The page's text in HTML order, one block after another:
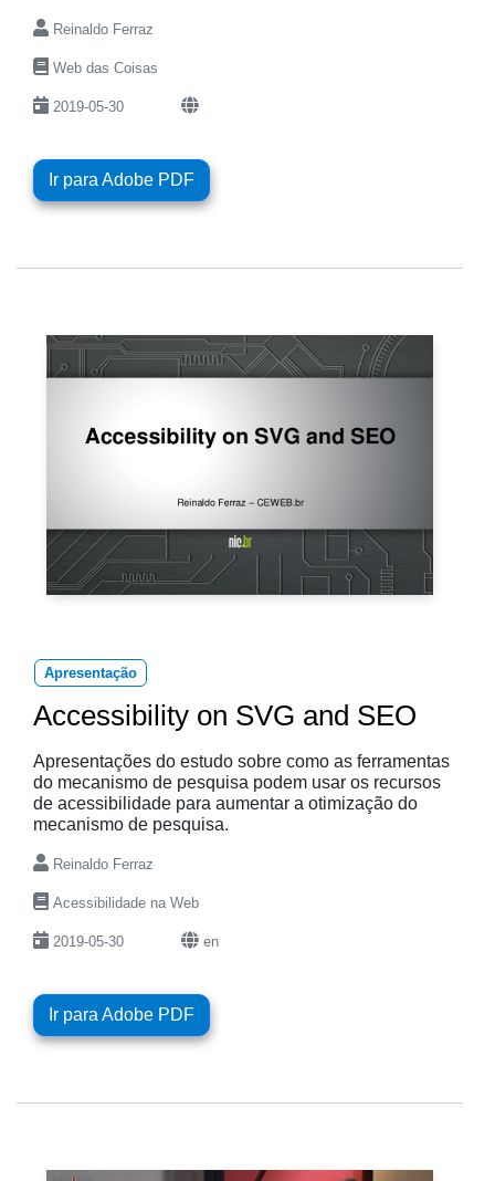
Reinaldo Ferraz
Web das Coisas
2019-05-30
Ir para Adobe PDF
Apresentação
Accessibility on SVG and SEO
Apresentações do estudo sobre como as ferramentas
do mecanismo de pesquisa podem usar os recursos
de acessibilidade para aumentar a otimização do
mecanismo de pesquisa.
Reinaldo Ferraz
Acessibilidade na Web
2019-05-30 en
Ir para Adobe PDF